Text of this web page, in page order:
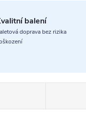
balení
doprava bez rizika